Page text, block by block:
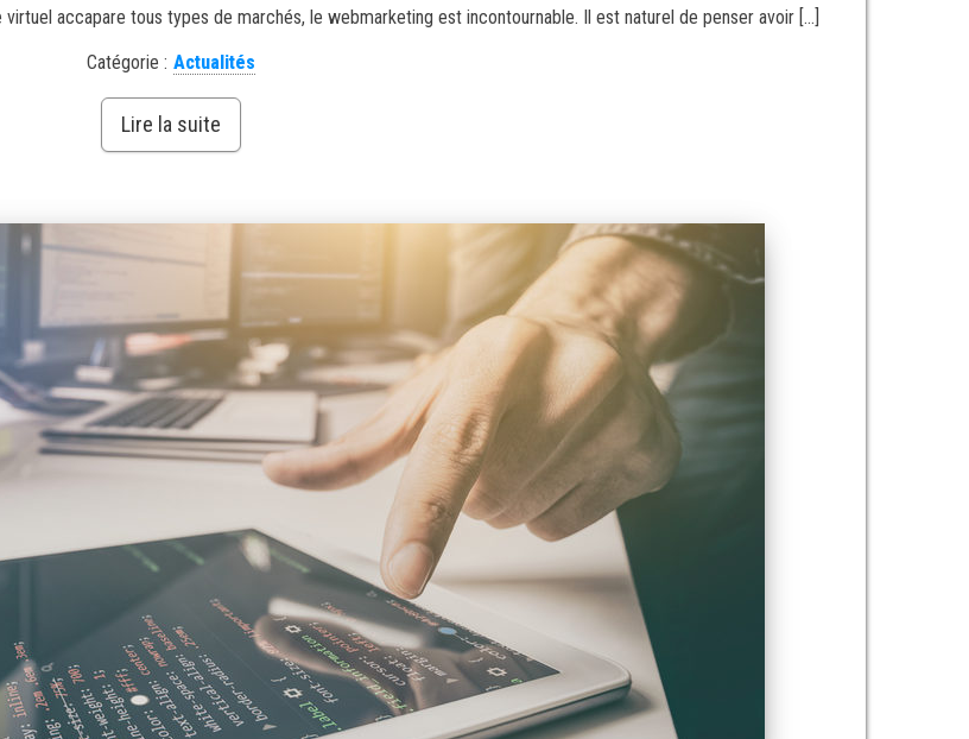
accapare tous types de marchés, le webmarketing est incontournable. Il est naturel de penser avoir […]
Catégorie : Actualités
Lire la suite